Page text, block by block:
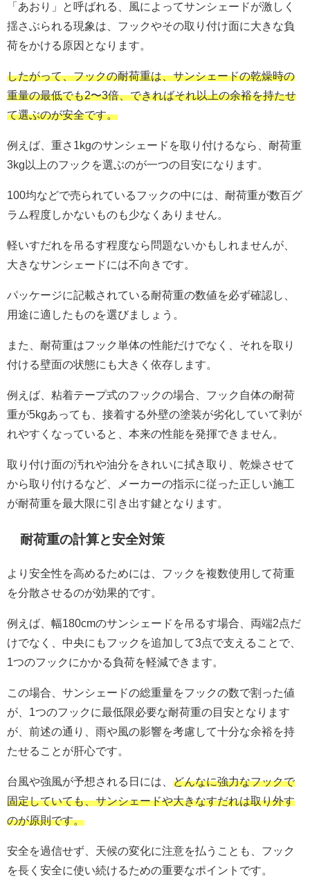
「あおり」と呼ばれる、風によってサンシェードが激しく
揺さぶられる現象は、フックやその取り付け面に大きな負
荷をかける原因となります。
したがって、フックの耐荷重は、サンシェードの乾燥時の
重量の最低でも2〜3倍、できればそれ以上の余裕を持たせ
て選ぶのが安全です。
例えば、重さ1kgのサンシェードを取り付けるなら、耐荷重
3kg以上のフックを選ぶのが一つの目安になります。
100均などで売られているフックの中には、耐荷重が数百グ
ラム程度しかないものも少なくありません。
軽いすだれを吊るす程度なら問題ないかもしれませんが、
大きなサンシェードには不向きです。
パッケージに記載されている耐荷重の数値を必ず確認し、
用途に適したものを選びましょう。
また、耐荷重はフック単体の性能だけでなく、それを取り
付ける壁面の状態にも大きく依存します。
例えば、粘着テープ式のフックの場合、フック自体の耐荷
重が5kgあっても、接着する外壁の塗装が劣化していて剥が
れやすくなっていると、本来の性能を発揮できません。
取り付け面の汚れや油分をきれいに拭き取り、乾燥させて
から取り付けるなど、メーカーの指示に従った正しい施工
が耐荷重を最大限に引き出す鍵となります。
耐荷重の計算と安全対策
より安全性を高めるためには、フックを複数使用して荷重
を分散させるのが効果的です。
例えば、幅180cmのサンシェードを吊るす場合、両端2点だ
けでなく、中央にもフックを追加して3点で支えることで、
1つのフックにかかる負荷を軽減できます。
この場合、サンシェードの総重量をフックの数で割った値
が、1つのフックに最低限必要な耐荷重の目安となります
が、前述の通り、雨や風の影響を考慮して十分な余裕を持
たせることが肝心です。
台風や強風が予想される日には、 どんなに強力なフックで
固定していても、サンシェードや大きなすだれは取り外す
のが原則です。
安全を過信せず、天候の変化に注意を払うことも、フック
を長く安全に使い続けるための重要なポイントです。